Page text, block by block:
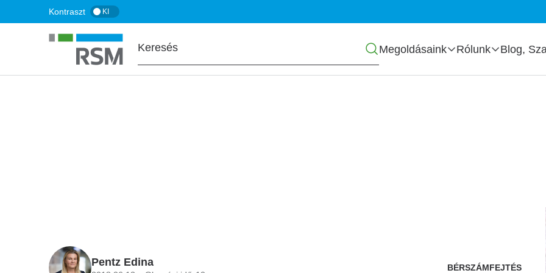
a
tartalomra
Kontraszt KI
Főmenü
Megoldásaink Rólunk Blog,
Pentz Edina BÉRSZÁMFEJTÉS